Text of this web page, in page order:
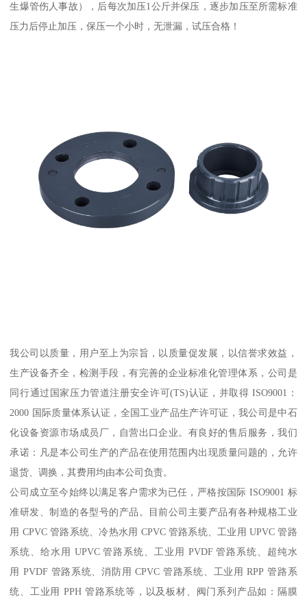
生爆管伤人事故），后每次加压1公斤并保压，逐步加压至所需标准
压力后停止加压，保压一个小时，无泄漏，试压合格！
我公司以质量，用户至上为宗旨，以质量促发展，以信誉求效益，
生产设备齐全，检测手段，有完善的企业标准化管理体系，公司是
同行通过国家压力管道注册安全许可(TS)认证，并取得 ISO9001：
2000 国际质量体系认证，全国工业产品生产许可证，我公司是中石
化设备资源市场成员厂，自营出口企业。有良好的售后服务，我们
承诺：凡是本公司生产的产品在使用范围内出现质量问题的，允许
退货、调换，其费用均由本公司负责。
公司成立至今始终以满足客户需求为已任，严格按国际 ISO9001 标
准研发、制造的各型号的产品。目前公司主要产品有各种规格工业
用 CPVC 管路系统、冷热水用 CPVC 管路系统、工业用 UPVC 管路
系统、给水用 UPVC 管路系统、工业用 PVDF 管路系统、超纯水
用 PVDF 管路系统、消防用 CPVC 管路系统、工业用 RPP 管路系
统、工业用 PPH 管路系统等，以及板材、阀门系列产品如：隔膜